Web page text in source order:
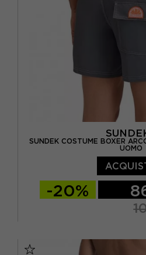
SUNDEK COSTUME BOXER
UOMO
-20%